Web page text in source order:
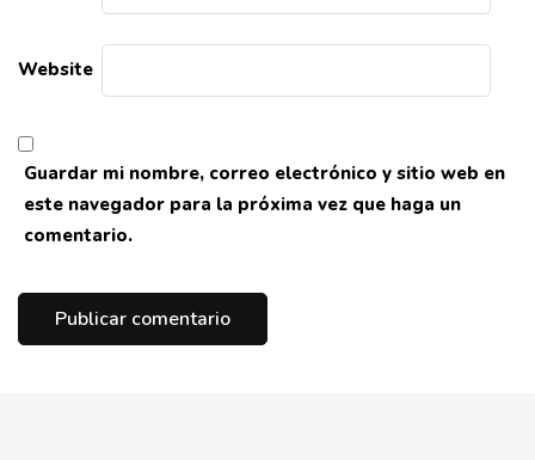
Website
Guardar mi nombre, correo electrónico y sitio web en
este navegador para la próxima vez que haga un
comentario.